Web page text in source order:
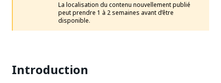
La localisation du contenu nouvellement publié
peut prendre 1 à 2 semaines avant d’être
disponible.
Introduction